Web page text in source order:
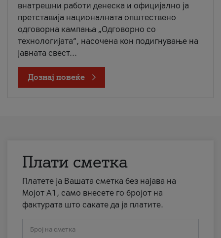
внатрешни работи денеска и официјално ја
претставија националната општествено
одговорна кампања „Одговорно со
технологијата“, насочена кон подигнување на
јавната свест...
Дознај повеќе
Плати сметка
Платете ја Вашата сметка без најава на
Мојот А1, само внесете го бројот на
фактурата што сакате да ја платите.
Број на сметка